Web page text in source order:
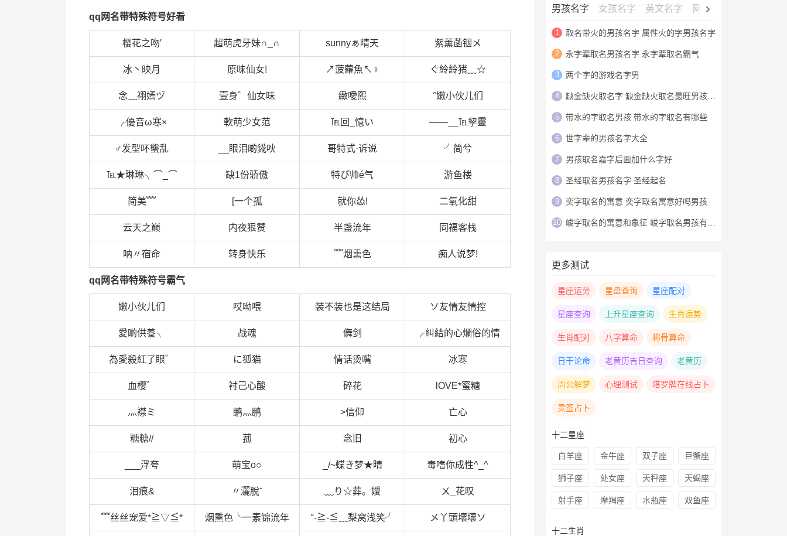
qq网名带特殊符号好看
樱花之吻′ 超萌虎牙妹∩_∩ sunnyぁ晴天 紫薰菡铟メ
冰丶映月 原味仙女! ↗菠蘿魚↖♀ ぐ紷紷猪﹏☆
念﹏祤嫣ヅ 壹身゛仙女味 緻噯熙 °嫩小伙儿们
╭優音ω寒× 軟萌少女范 ℡回_憶い ——__℡孧靈
♂发型吥螚乱 __眼泪啲錵吙 哥特式·诉说 ╯简兮
℡★琳琳╮⌒_⌒ 缺1份骄傲 特ぴ帅é气 游鱼楼
简美﹌ [一个孤 就你怂! 二氧化甜
云天之巅 内夜狠赞 半盏流年 同福客栈
呐〃宿命 转身快乐 ﹌烟熏色 痴人说梦!
qq网名带特殊符号霸气
嫩小伙儿们 哎呦喂 装不装也是这结局 ソ友情友情控
愛啲供養╮ 战魂 儛剑 ╭糾結的心爛俗的情
為愛殺紅了眼゛ に狐猫 情话烫嘴 冰寒
血樱゛ 衬己心酸 碎花 lOVE*蜜糖
灬襟ミ 鹏灬鹏 >信仰 亡心
糖糖// 菰 念旧 初心
___浮夸 萌宝o○ _/~蝶き梦★晴 毒嗜你成性^_^
泪痕& 〃灑脫ˉ ﹏り☆葬。嬡 ㄨ_花叹
﹌丝丝宠爱*≧▽≦* 烟熏色╰一素锦流年 °-≧-≦﹏梨窝浅笑╯ メ丫頭壞壞ソ
男孩名字 女孩名字 英文名字 网名大全
1 取名带火的男孩名字 属性火的字男孩名字
2 永字辈取名男孩名字 永字辈取名霸气
3 两个字的游戏名字男
4 缺金缺火取名字 缺金缺火取名最旺男孩名字
5 带水的字取名男孩 带水的字取名有哪些
6 世字辈的男孩名字大全
7 男孩取名嘉字后面加什么字好
8 圣经取名男孩名字 圣经起名
9 奕字取名的寓意 奕字取名寓意好吗男孩
10 峻字取名的寓意和象征 峻字取名男孩有寓意
更多测试
星座运势 星盘查询 星座配对
星座查询 上升星座查询 生肖运势
生肖配对 八字算命 称骨算命
日干论命 老黄历吉日查询 老黄历
周公解梦 心理测试 塔罗牌在线占卜
灵签占卜
十二星座
白羊座 金牛座 双子座 巨蟹座
狮子座 处女座 天秤座 天蝎座
射手座 摩羯座 水瓶座 双鱼座
十二生肖